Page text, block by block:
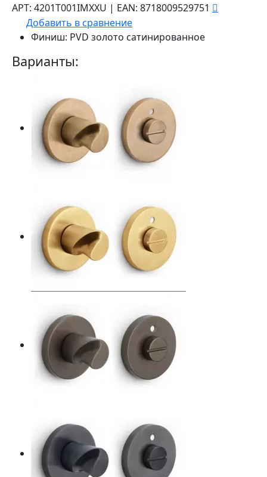
АРТ: 4201T001IMXXU | EAN: 8718009529751
Добавить в сравнение
Финиш: PVD золото сатинированное
Варианты: